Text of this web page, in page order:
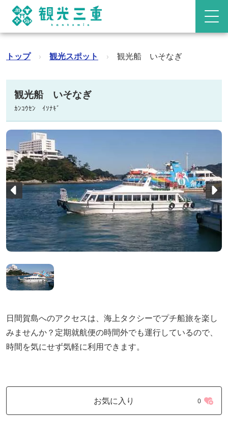
トップ › 観光スポット › 観光船 いそなぎ
観光船 いそなぎ
ｶﾝｺｳｾﾝ ｲｿﾅｷﾞ
日間賀島へのアクセスは、海上タクシーでプチ船旅を楽し
みませんか？定期就航便の時間外でも運行しているので、
時間を気にせず気軽に利用できます。
お気に入り 0